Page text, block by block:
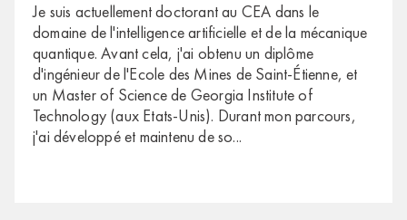
Je suis actuellement doctorant au CEA dans le
domaine de l'intelligence artificielle et de la mécanique
quantique. Avant cela, j'ai obtenu un diplôme
d'ingénieur de l'Ecole des Mines de Saint-Étienne, et
un Master of Science de Georgia Institute of
Technology (aux Etats-Unis). Durant mon parcours,
j'ai développé et maintenu de so...